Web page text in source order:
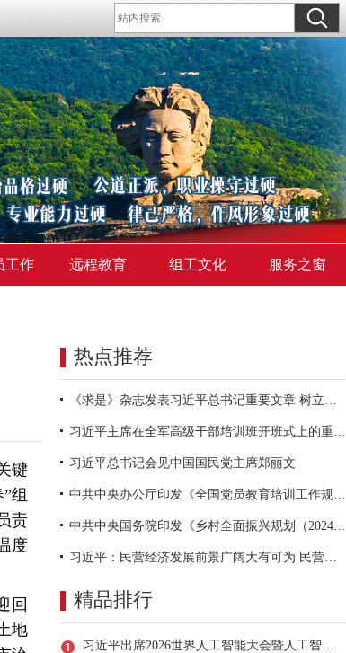
工作 远程教育 组工文化 服务之窗
键
组
责
度
回
地
热点推荐
《求是》杂志发表习近平总书记重要文章 树立和践行正确政绩观
习近平主席在全军高级干部培训班开班式上的重要讲话引领全军开展思想整风、深化政治整训
习近平总书记会见中国国民党主席郑丽文
中共中央办公厅印发《全国党员教育培训工作规划（2024－2028年）》
中共中央国务院印发《乡村全面振兴规划（2024—2027年）》
习近平：民营经济发展前景广阔大有可为 民营企业和民营企业家大显身手正当其时
精品排行
习近平出席2026世界人工智能大会暨人工智能全球治理高级别会议开幕式并发表主旨讲话